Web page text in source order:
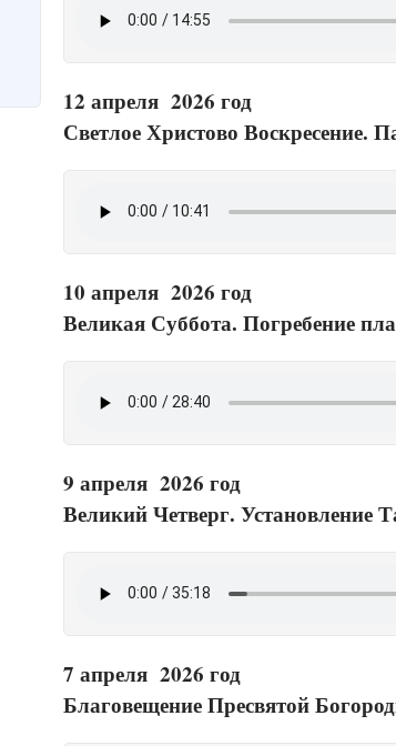
12 апреля 2026 год
Светлое Христово Воскресение.
10 апреля 2026 год
Великая Суббота. Погребение
9 апреля 2026 год
Великий Четверг. Установление
7 апреля 2026 год
Благовещение Пресвятой